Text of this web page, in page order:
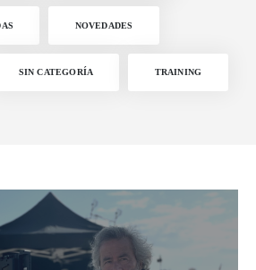
NOVEDADES
SIN CATEGORÍA TRAINING